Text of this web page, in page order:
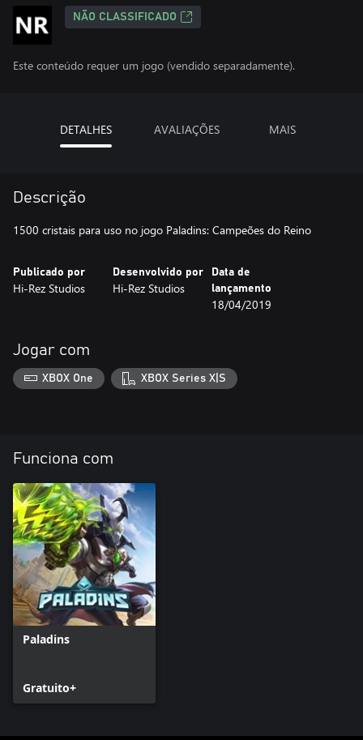
NÃO CLASSIFICADO
Este conteúdo requer um jogo (vendido separadamente).
DETALHES AVALIAÇÕES MAIS
Descrição
1500 cristais para uso no jogo Paladins: Campeões do Reino
Publicado por
Hi-Rez Studios
Desenvolvido por
Hi-Rez Studios
Data de
lançamento
18/04/2019
Jogar com
XBOX One XBOX Series X|S
Funciona com
Paladins
Gratuito+